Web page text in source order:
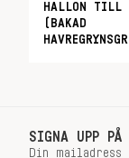
HALLON TILL
(BAKAD
SIGNA UPP PÅ